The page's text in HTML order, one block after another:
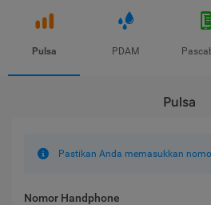
Pulsa PDAM
Pulsa
Pastikan Anda memasukkan
Nomor Handphone